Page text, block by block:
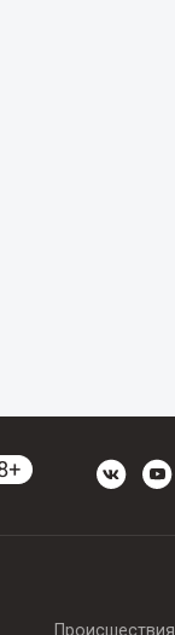
Происшествия